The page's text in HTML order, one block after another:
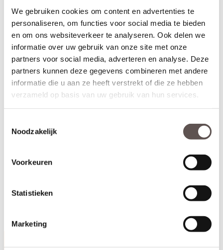
We gebruiken cookies om content en advertenties te
personaliseren, om functies voor social media te bieden
en om ons websiteverkeer te analyseren. Ook delen we
informatie over uw gebruik van onze site met onze
partners voor social media, adverteren en analyse. Deze
partners kunnen deze gegevens combineren met andere
informatie die u aan ze heeft verstrekt of die ze hebben
verzameld op basis van uw gebruik van hun services.
Noodzakelijk
Voorkeuren
Statistieken
Marketing
+ Kleur Zwart